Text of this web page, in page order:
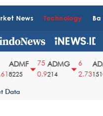
News Technology
ADMF
8225
75
0.9
ADMG
214
2.731510
Data